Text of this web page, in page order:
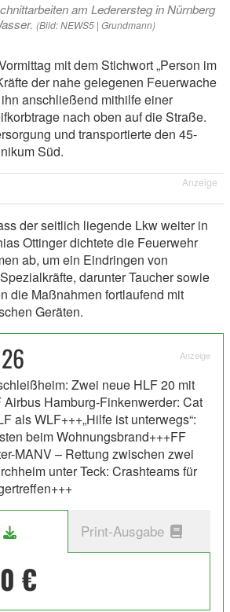
am Lederersteg in Nürnberg
(Bild: NEWS5 | Grundmann)
mit dem Stichwort „Person im
der nahe gelegenen Feuerwache
anschließend mithilfe einer
nach oben auf die Straße.
und transportierte den 45-
Süd.
Anzeige
der seitlich liegende Lkw weiter in
Ottinger dichtete die Feuerwehr
ab, um ein Eindringen von
darunter Taucher sowie
die Maßnahmen fortlaufend mit
Geräten.
Anzeige
Zwei neue HLF 20 mit
Airbus Hamburg-Finkenwerder: Cat
als WLF+++„Hilfe ist unterwegs“:
beim Wohnungsbrand+++FF
MANV – Rettung zwischen zwei
unter Teck: Crashteams für
Print-Ausgabe
€